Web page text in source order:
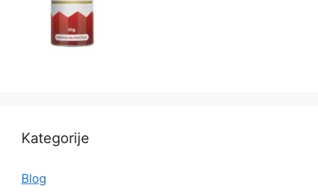
Kategorije
Blog